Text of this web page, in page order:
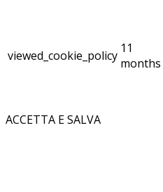
viewed_cookie_policy 11
months
ACCETTA E SALVA